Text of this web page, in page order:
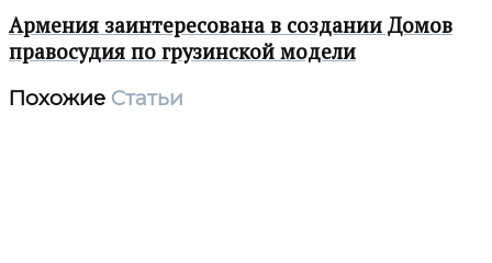
Армения заинтересована в создании Домов
правосудия по грузинской модели
Похожие Статьи